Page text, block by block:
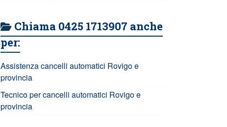
Chiama 0425 1713907 anche
per:
Assistenza cancelli automatici Rovigo e
provincia
Tecnico per cancelli automatici Rovigo e
provincia